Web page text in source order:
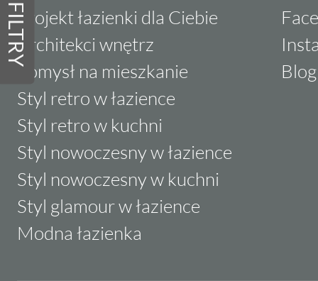
FILTRYProjekt łazienki dla Ciebie
Architekci wnętrz
Pomysł na mieszkanie
Styl retro w łazience
Styl retro w kuchni
Styl nowoczesny w łazience
Styl nowoczesny w kuchni
Styl glamour w łazience
Modna łazienka
Blog